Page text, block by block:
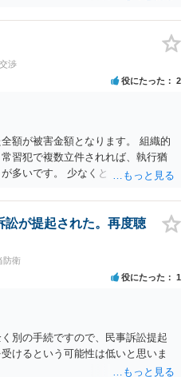
渉
役にたった 2
額が被害金額となります。 組織的
習犯で複数立件されれば、執行猶
多いです。 少なくとも、執行猶予
害弁済を行うこともあります。 保
て公判請求されるまで難しいです
ます。 弁護方針により、結果が変
弁護人を選任されることをお勧め
訟が提起された。再度聴
防衛
役にたった 1
別の手続ですので、民事訴訟提起
けるという可能性は低いと思いま